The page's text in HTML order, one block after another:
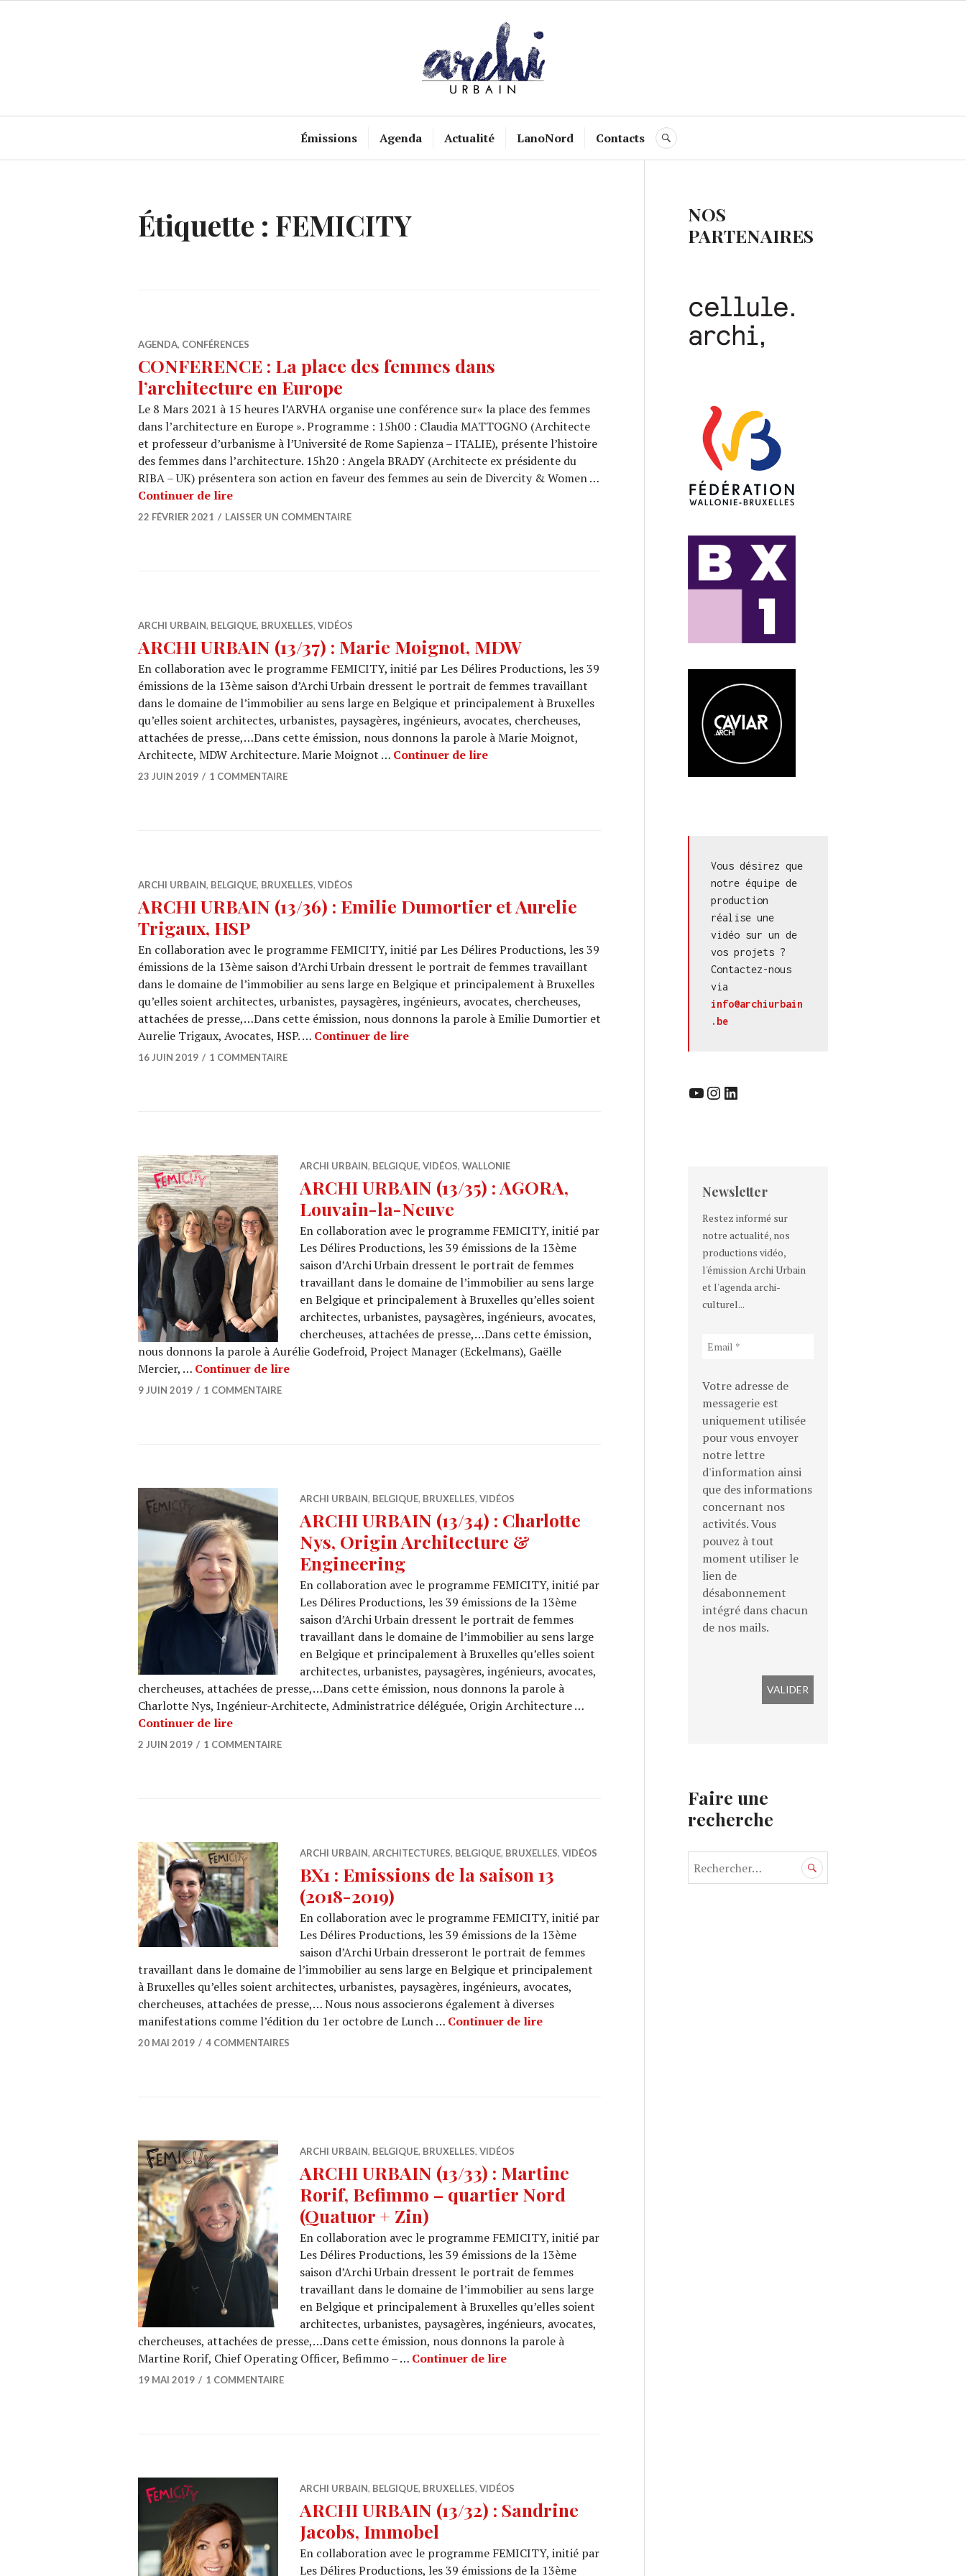
Émissions Agenda Actualité LanoNord Contacts RECHERCHE
Étiquette : FEMICITY
AGENDA, CONFÉRENCES
CONFERENCE : La place des femmes dans
l’architecture en Europe
Le 8 Mars 2021 à 15 heures l’ARVHA organise une conférence sur« la place des femmes
dans l’architecture en Europe ». Programme : 15h00 : Claudia MATTOGNO (Architecte
et professeur d’urbanisme à l’Université de Rome Sapienza – ITALIE), présente l’histoire
des femmes dans l’architecture. 15h20 : Angela BRADY (Architecte ex présidente du
RIBA – UK) présentera son action en faveur des femmes au sein de Divercity & Women …
Continuer de lireCONFERENCE : La place des femmes dans l’architecture en Europe
22 FÉVRIER 2021 LAISSER UN COMMENTAIRE
ARCHI URBAIN, BELGIQUE, BRUXELLES, VIDÉOS
ARCHI URBAIN (13/37) : Marie Moignot, MDW
En collaboration avec le programme FEMICITY, initié par Les Délires Productions, les 39
émissions de la 13ème saison d’Archi Urbain dressent le portrait de femmes travaillant
dans le domaine de l’immobilier au sens large en Belgique et principalement à Bruxelles
qu’elles soient architectes, urbanistes, paysagères, ingénieurs, avocates, chercheuses,
attachées de presse,…Dans cette émission, nous donnons la parole à Marie Moignot,
Architecte, MDW Architecture. Marie Moignot … Continuer de lireARCHI URBAIN (13/37) : Marie Moignot, MDW
23 JUIN 2019 1 COMMENTAIRE
ARCHI URBAIN, BELGIQUE, BRUXELLES, VIDÉOS
ARCHI URBAIN (13/36) : Emilie Dumortier et Aurelie
Trigaux, HSP
En collaboration avec le programme FEMICITY, initié par Les Délires Productions, les 39
émissions de la 13ème saison d’Archi Urbain dressent le portrait de femmes travaillant
dans le domaine de l’immobilier au sens large en Belgique et principalement à Bruxelles
qu’elles soient architectes, urbanistes, paysagères, ingénieurs, avocates, chercheuses,
attachées de presse,…Dans cette émission, nous donnons la parole à Emilie Dumortier et
Aurelie Trigaux, Avocates, HSP. … Continuer de lireARCHI URBAIN (13/36) : Emilie Dumortier et Aurelie Trigaux, HSP
16 JUIN 2019 1 COMMENTAIRE
ARCHI URBAIN, BELGIQUE, VIDÉOS, WALLONIE
ARCHI URBAIN (13/35) : AGORA,
Louvain-la-Neuve
En collaboration avec le programme FEMICITY, initié par
Les Délires Productions, les 39 émissions de la 13ème
saison d’Archi Urbain dressent le portrait de femmes
travaillant dans le domaine de l’immobilier au sens large
en Belgique et principalement à Bruxelles qu’elles soient
architectes, urbanistes, paysagères, ingénieurs, avocates,
chercheuses, attachées de presse,…Dans cette émission,
nous donnons la parole à Aurélie Godefroid, Project Manager (Eckelmans), Gaëlle
Mercier, … Continuer de lireARCHI URBAIN (13/35) : AGORA, Louvain-la-Neuve
9 JUIN 2019 1 COMMENTAIRE
ARCHI URBAIN, BELGIQUE, BRUXELLES, VIDÉOS
ARCHI URBAIN (13/34) : Charlotte
Nys, Origin Architecture &
Engineering
En collaboration avec le programme FEMICITY, initié par
Les Délires Productions, les 39 émissions de la 13ème
saison d’Archi Urbain dressent le portrait de femmes
travaillant dans le domaine de l’immobilier au sens large
en Belgique et principalement à Bruxelles qu’elles soient
architectes, urbanistes, paysagères, ingénieurs, avocates,
chercheuses, attachées de presse,…Dans cette émission, nous donnons la parole à
Charlotte Nys, Ingénieur-Architecte, Administratrice déléguée, Origin Architecture …
Continuer de lireARCHI URBAIN (13/34) : Charlotte Nys, Origin Architecture & Engineering
2 JUIN 2019 1 COMMENTAIRE
ARCHI URBAIN, ARCHITECTURES, BELGIQUE, BRUXELLES, VIDÉOS
BX1 : Emissions de la saison 13
(2018-2019)
En collaboration avec le programme FEMICITY, initié par
Les Délires Productions, les 39 émissions de la 13ème
saison d’Archi Urbain dresseront le portrait de femmes
travaillant dans le domaine de l’immobilier au sens large en Belgique et principalement
à Bruxelles qu’elles soient architectes, urbanistes, paysagères, ingénieurs, avocates,
chercheuses, attachées de presse,… Nous nous associerons également à diverses
manifestations comme l’édition du 1er octobre de Lunch … Continuer de lireBX1 : Emissions de la saison 13 (2018-2019)
20 MAI 2019 4 COMMENTAIRES
ARCHI URBAIN, BELGIQUE, BRUXELLES, VIDÉOS
ARCHI URBAIN (13/33) : Martine
Rorif, Befimmo – quartier Nord
(Quatuor + Zin)
En collaboration avec le programme FEMICITY, initié par
Les Délires Productions, les 39 émissions de la 13ème
saison d’Archi Urbain dressent le portrait de femmes
travaillant dans le domaine de l’immobilier au sens large
en Belgique et principalement à Bruxelles qu’elles soient
architectes, urbanistes, paysagères, ingénieurs, avocates,
chercheuses, attachées de presse,…Dans cette émission, nous donnons la parole à
Martine Rorif, Chief Operating Officer, Befimmo – … Continuer de lireARCHI URBAIN (13/33) : Martine Rorif, Befimmo – quartier Nord (Quatuor + Zin)
19 MAI 2019 1 COMMENTAIRE
ARCHI URBAIN, BELGIQUE, BRUXELLES, VIDÉOS
ARCHI URBAIN (13/32) : Sandrine
Jacobs, Immobel
En collaboration avec le programme FEMICITY, initié par
Les Délires Productions, les 39 émissions de la 13ème
NOS
PARTENAIRES
Vous désirez que
notre équipe de
production
réalise une
vidéo sur un de
vos projets ?
Contactez-nous
info@archiurbain
.be
YouTube InstagramLinkedIn
Newsletter
Restez informé sur
notre actualité, nos
productions vidéo,
l'émission Archi Urbain
et l'agenda archi-
culturel...
Votre adresse de
messagerie est
uniquement utilisée
pour vous envoyer
notre lettre
d'information ainsi
que des informations
concernant nos
activités. Vous
pouvez à tout
moment utiliser le
lien de
désabonnement
intégré dans chacun
de nos mails.
Faire une
recherche